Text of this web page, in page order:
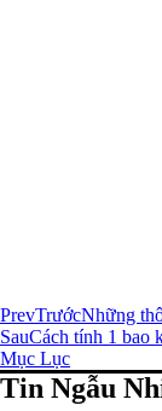
PrevTrướcNhững
SauCách tính 1 bao
Mục Lục
Tin Ngẫu